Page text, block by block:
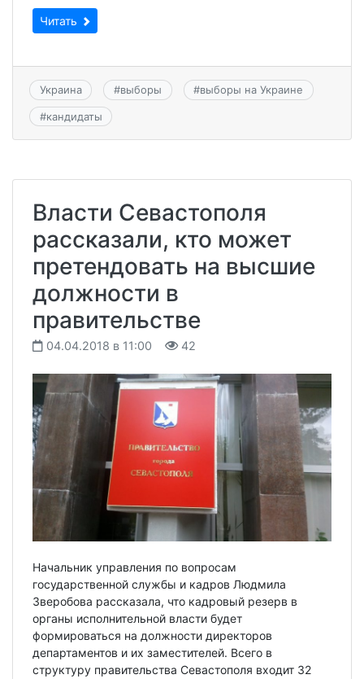
Читать
Украина #выборы #выборы на Украине
#кандидаты
Власти Севастополя
рассказали, кто может
претендовать на высшие
должности в
правительстве
04.04.2018 в 11:00 42
Начальник управления по вопросам
государственной службы и кадров Людмила
Зверобова рассказала, что кадровый резерв в
органы исполнительной власти будет
формироваться на должности директоров
департаментов и их заместителей. Всего в
структуру правительства Севастополя входит 32